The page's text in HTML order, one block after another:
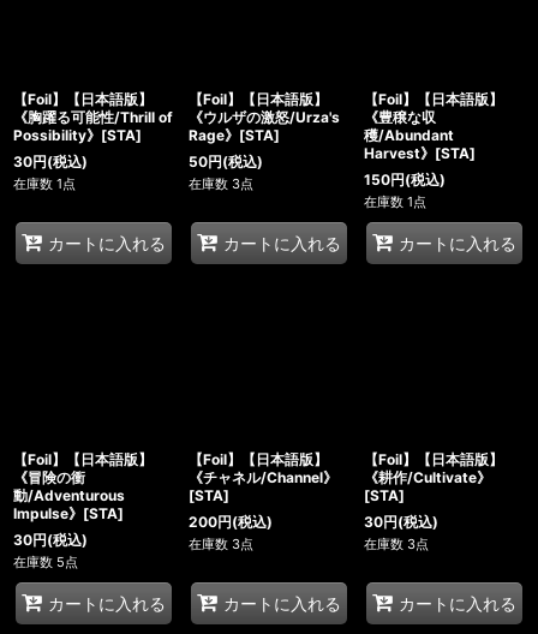
【Foil】【日本語版】
《胸躍る可能性/Thrill of
Possibility》[STA]
30円(税込)
在庫数 1点
カートに入れる
【Foil】【日本語版】
《ウルザの激怒/Urza's
Rage》[STA]
50円(税込)
在庫数 3点
カートに入れる
【Foil】【日本語版】
《豊穣な収
穫/Abundant
Harvest》[STA]
150円(税込)
在庫数 1点
カートに入れる
【Foil】【日本語版】
《冒険の衝
動/Adventurous
Impulse》[STA]
30円(税込)
在庫数 5点
カートに入れる
【Foil】【日本語版】
《チャネル/Channel》
[STA]
200円(税込)
在庫数 3点
カートに入れる
【Foil】【日本語版】
《耕作/Cultivate》
[STA]
30円(税込)
在庫数 3点
カートに入れる